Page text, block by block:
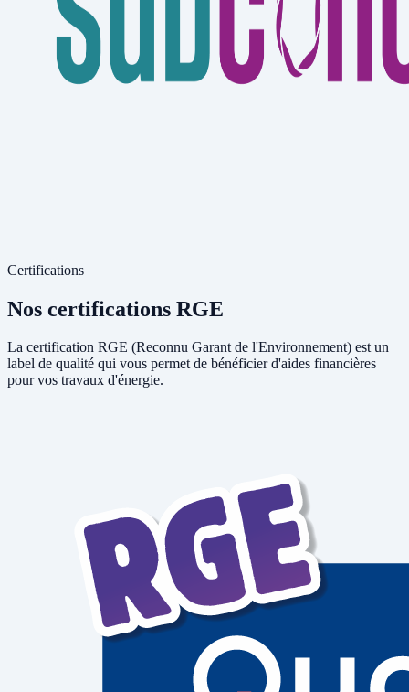
Certifications
Nos certifications RGE
La certification RGE (Reconnu Garant de l'Environnement) est un
label de qualité qui vous permet de bénéficier d'aides financières
pour vos travaux d'énergie.